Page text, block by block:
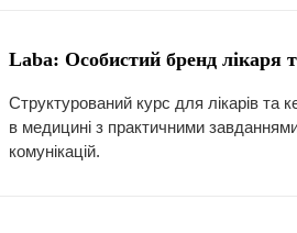
Laba: Особистий бренд лікаря
Структурований курс для лікарів та
в медицині з практичними
комунікацій.